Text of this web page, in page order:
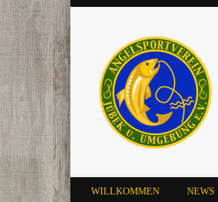
WILLKOMMEN NEWS